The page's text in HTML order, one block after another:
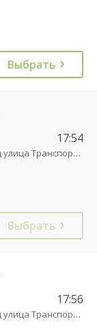
Выбрать
17:54
Калининград улица Транспортая
Выбрать
17:56
Калининград улица Транспортая